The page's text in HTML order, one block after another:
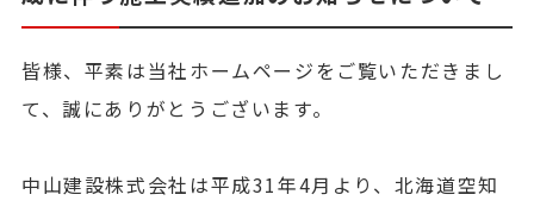
皆様、平素は当社ホームページをご覧いただきまし
て、誠にありがとうございます。
中山建設株式会社は平成31年4月より、北海道空知